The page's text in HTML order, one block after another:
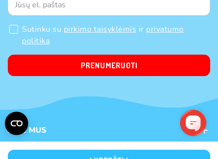
Sutinku su pirkimo taisyklėmis ir privatumo
politika
PRENUMERUOTI
APIE MUS
Apie mus